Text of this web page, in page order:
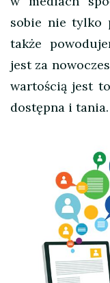
sobie nie tylko
także
jest za
wartością jest
dostępna i tania.